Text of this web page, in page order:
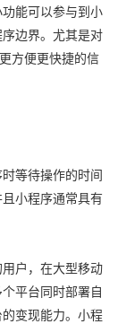
能可以参与到小
边界。尤其是对
方便更快捷的信
等待操作的时间
小程序通常具有
户，在大型移动
平台同时部署自
变现能力。小程